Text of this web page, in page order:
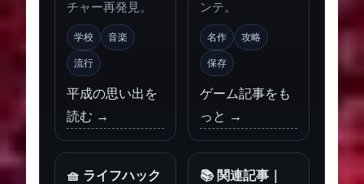
チャー再発見。
学校 音楽
流行
平成の思い出を
読む →
ンテ。
名作 攻略
保存
ゲーム記事をも
っと →
🧺 ライフハック
📚 関連記事｜